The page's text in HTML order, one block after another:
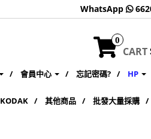
WhatsApp
0
CART
會員中心 忘記密碼? HP
KODAK 其他商品 批發大量採購